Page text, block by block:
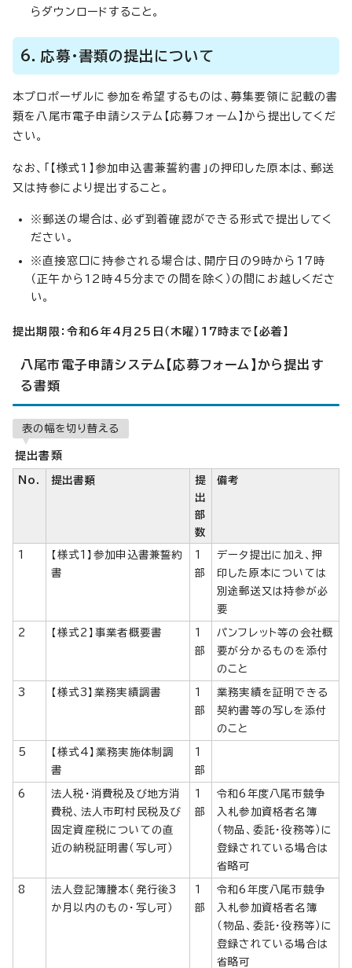
らダウンロードすること。
6．応募・書類の提出について
本プロポーザルに参加を希望するものは、募集要領に記載の書
類を八尾市電子申請システム【応募フォーム】から提出してくだ
さい。
なお、「【様式1】参加申込書兼誓約書」の押印した原本は、郵送
又は持参により提出すること。
※郵送の場合は、必ず到着確認ができる形式で提出してく
ださい。
※直接窓口に持参される場合は、開庁日の9時から17時
（正午から12時45分までの間を除く）の間にお越しくださ
い。
提出期限： 令和6年4月25日（木曜）17時まで【必着】
八尾市電子申請システム【応募フォーム】から提出す
る書類
表の幅を切り替える
提出書類
No. 提出書類
提
出
部
数
備考
1
【様式1】参加申込書兼誓約
書
1
部
データ提出に加え、押
印した原本については
別途郵送又は持参が必
要
2 【様式2】事業者概要書
1
部
パンフレット等の会社概
要が分かるものを添付
のこと
3 【様式3】業務実績調書
1
部
業務実績を証明できる
契約書等の写しを添付
のこと
5
【様式4】業務実施体制調
書
1
部
6
法人税・消費税及び地方消
費税、法人市町村民税及び
固定資産税についての直
近の納税証明書（写し可）
1
部
令和6年度八尾市競争
入札参加資格者名簿
（物品、委託・役務等）に
登録されている場合は
省略可
8
法人登記簿謄本（発行後3
か月以内のもの・写し可）
1
部
令和6年度八尾市競争
入札参加資格者名簿
（物品、委託・役務等）に
登録されている場合は
省略可